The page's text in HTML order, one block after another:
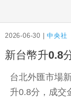
2026-06-30 |中央社
新台幣升0.8
台北外匯市場
升0.8分，成交